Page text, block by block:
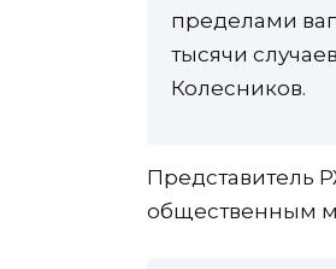
пределами
тысячи
Колесников.
Представитель
общественным